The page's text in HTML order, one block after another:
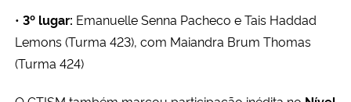
• 3º lugar: Emanuelle Senna Pacheco e Tais Haddad
Lemons (Turma 423), com Maiandra Brum Thomas
(Turma 424)